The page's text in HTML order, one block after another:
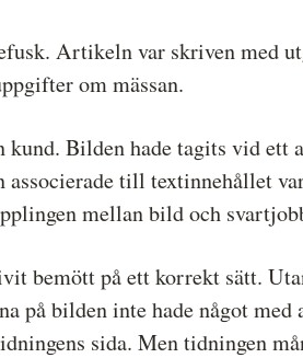
Artikeln var skriven med
om mässan.
Bilden hade tagits vid ett
till textinnehållet
mellan bild och
bemött på ett korrekt sätt.
på bilden inte hade något
sida. Men tidningen